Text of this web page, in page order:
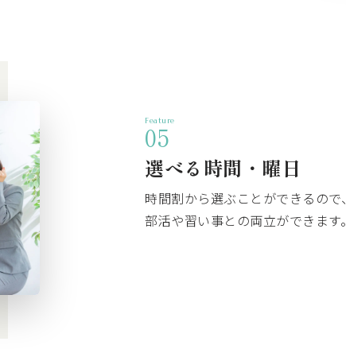
Feature
05
選べる時間・曜日
時間割から選ぶことができるので、
部活や習い事との両立ができます。